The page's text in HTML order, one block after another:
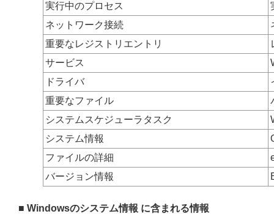
実行中のプロセス
ネットワーク接続
重要なレジストリエントリ
サービス
ドライバ
重要なファイル
システムスケジューラタスク
システム情報
ファイルの詳細
バージョン情報
■ Windowsのシステム情報 に含まれる情報